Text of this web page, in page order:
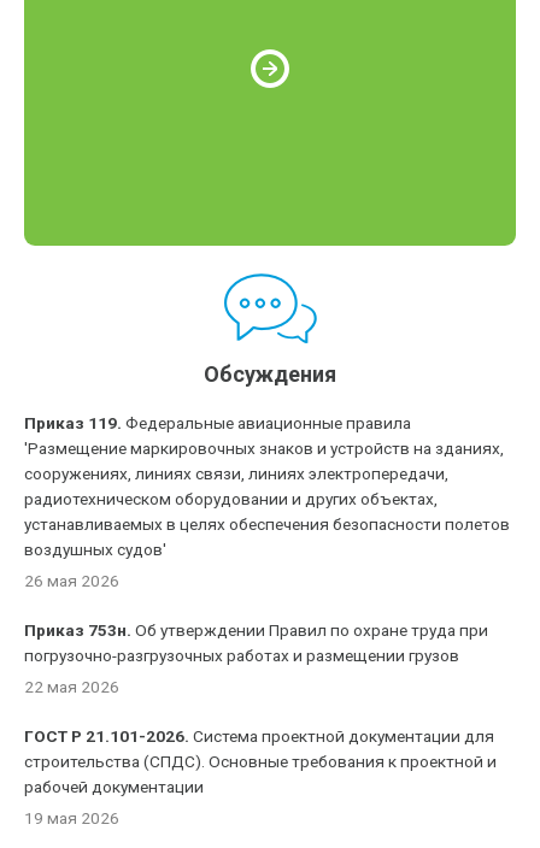
Обсуждения
Приказ 119. Федеральные авиационные правила
'Размещение маркировочных знаков и устройств на зданиях,
сооружениях, линиях связи, линиях электропередачи,
радиотехническом оборудовании и других объектах,
устанавливаемых в целях обеспечения безопасности полетов
воздушных судов'
26 мая 2026
Приказ 753н. Об утверждении Правил по охране труда при
погрузочно-разгрузочных работах и размещении грузов
22 мая 2026
ГОСТ Р 21.101-2026. Система проектной документации для
строительства (СПДС). Основные требования к проектной и
рабочей документации
19 мая 2026